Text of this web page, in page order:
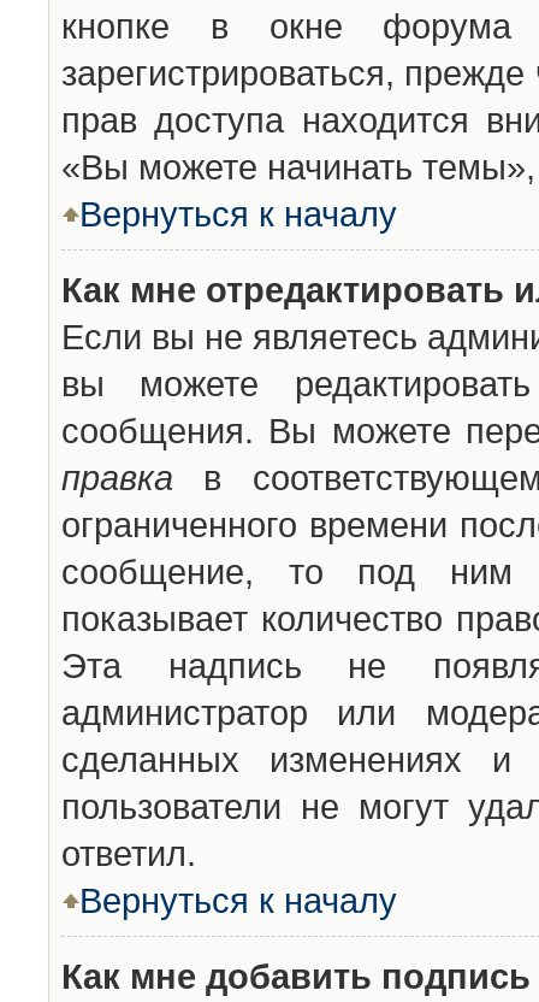
кнопке в окне
зарегистрироваться,
прав доступа находится
«Вы можете начинать
Вернуться к началу
Как мне отредактировать
Если вы не являетесь
вы можете
сообщения. Вы можете
правка в
ограниченного времени
сообщение, то под ним
показывает количество
Эта надпись не
администратор или
сделанных изменениях
пользователи не могут
ответил.
Вернуться к началу
Как мне добавить